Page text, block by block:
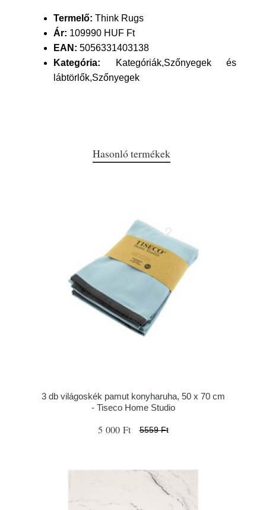
Termelő: Think Rugs
Ár: 109990 HUF Ft
EAN: 5056331403138
Kategória: Kategóriák,Szőnyegek és
lábtörlők,Szőnyegek
Hasonló termékek
3 db világoskék pamut konyharuha, 50 x 70 cm
- Tiseco Home Studio
5 000 Ft 5559 Ft